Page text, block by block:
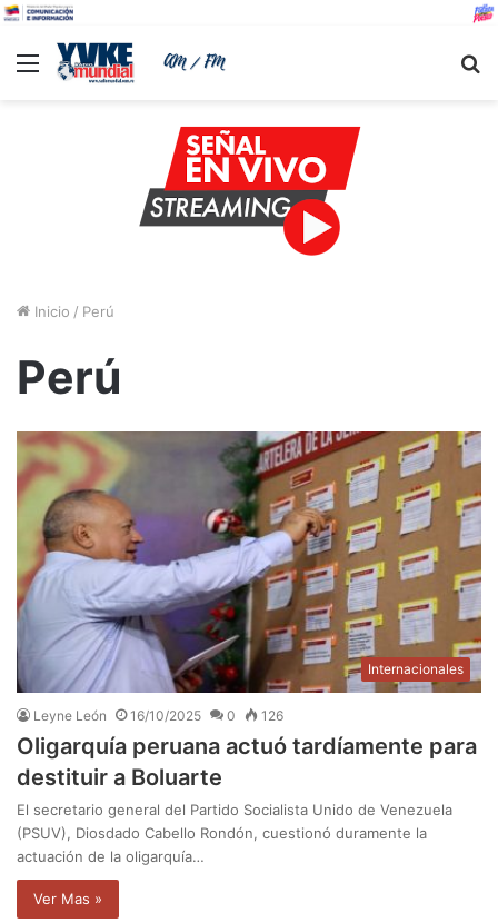
Menu
Inicio / Perú
Perú
Internacionales
Leyne León 16/10/2025 0 126
Oligarquía peruana actuó tardíamente para
destituir a Boluarte
El secretario general del Partido Socialista Unido de Venezuela
(PSUV), Diosdado Cabello Rondón, cuestionó duramente la
actuación de la oligarquía…
Ver Mas »